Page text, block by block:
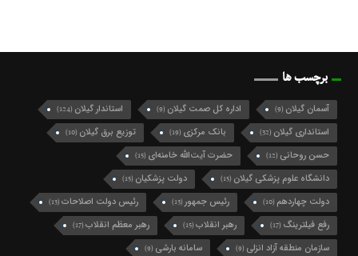
برچسب ها
آسمان گیلان (9) اداره کل صمت گیلان (9) استاندار گیلان (124)
استانداری گیلان (32) بانک مرکزی (19) توزیع برق گیلان (10)
حسن روحانی (12) حضرت آیت‌الله خامنه‌ای (15)
دانشگاه علوم پزشکی گیلان (15) دولت پزشکیان (15)
دولت چهاردهم (10) رئیس جمهور(13) رئیس دولت اصلاحات(13)
رفع فیلترینگ (17) رهبر انقلاب(15) رهبر معظم انقلاب(17)
سازمان منطقه آزاد انزلی (9) سامانه بارشی (9)